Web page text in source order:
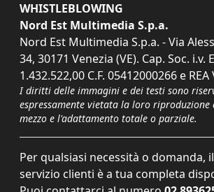
WHISTLEBLOWING
Nord Est Multimedia S.p.a.
Nord Est Multimedia S.p.a. - Via
34, 30171 Venezia (VE). Cap. Soc. i.v.
1.432.522,00 C.F. 05412000266 e REA
I diritti delle immagini e dei testi sono
espressamente vietata la loro riproduzione
mezzo e l'adattamento totale o parziale.
Per qualsiasi necessità o domanda,
servizio clienti è a tua completa